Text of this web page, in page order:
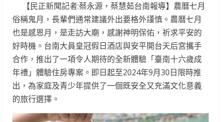
【民正新聞記者:蔡永源，蔡慧茹台南報導】農曆七月
俗稱鬼月，長輩們通常建議外出要格外謹慎。農曆七月
也是感恩月，是走訪大廟，感謝神明保佑，祈求平安的
好時機。台南大員皇冠假日酒店與安平開台天后宮攜手
合作，推出了一項令人期待的全新體驗「臺南十六歲成
年禮」體驗住房專案。即日起至2024年9月30日限時推
出，為家庭及青少年提供了一個既安全又充滿文化意義
的旅行選擇。